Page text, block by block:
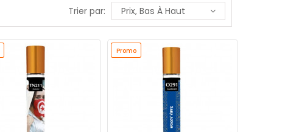
Trier par: Prix, Bas À Haut
Promo
Promo